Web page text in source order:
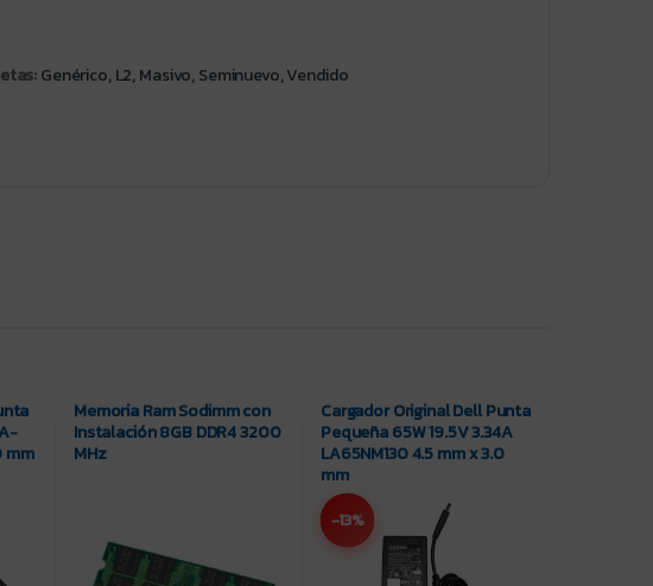
Genérico,L2,Masivo,Seminuevo,Vendido
mm
Memoria Ram Sodimm con
Instalación 8GB DDR4 3200
MHz
Cargador Original Dell Punta
Pequeña 65W 19.5V 3.34A
LA65NM130 4.5 mm x 3.0
mm
-13%